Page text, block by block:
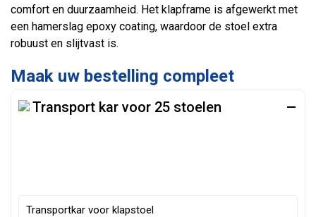
comfort en duurzaamheid. Het klapframe is afgewerkt met
een hamerslag epoxy coating, waardoor de stoel extra
robuust en slijtvast is.
Transport kar voor 25 stoelen
Transportkar voor klapstoel